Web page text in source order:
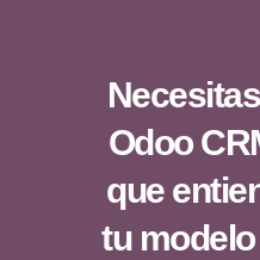
Odoo
que
tu